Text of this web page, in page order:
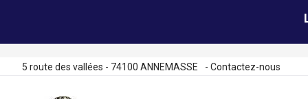
5 route des vallées - 74100 ANNEMASSE - Contactez-nous